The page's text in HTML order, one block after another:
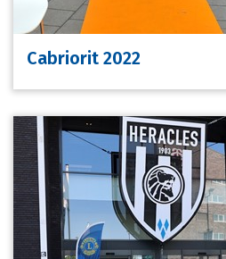
Cabriorit 2022